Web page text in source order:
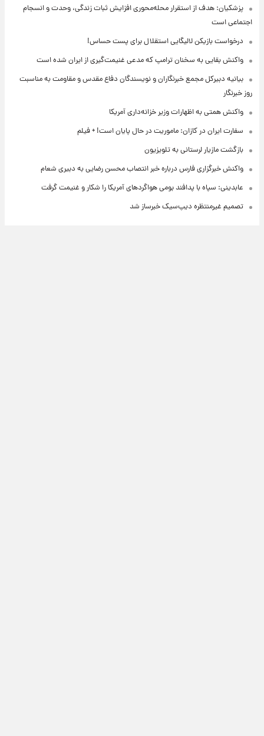
پزشکیان: هدف از استقرار محله‌محوری افزایش ثبات زندگی، وحدت و انسجام
اجتماعی است
درخواست بازیکن لالیگایی استقلال برای پست حساس!
واکنش بقایی به سخنان ترامپ که مدعی غنیمت‌گیری از ایران شده است
بیانیه دبیرکل مجمع خبرنگاران و نویسندگان دفاع مقدس و مقاومت به مناسبت
روز خبرنگار
واکنش همتی به اظهارات وزیر خزانه‌داری آمریکا
سفارت ایران در کازان: ماموریت در حال پایان است! + فیلم
بازگشت مازیار لرستانی به تلویزیون
واکنش خبرگزاری فارس درباره خبر انتصاب محسن رضایی به دبیری شعام
عابدینی: سپاه با پدافند بومی هواگردهای آمریکا را شکار و غنیمت گرفت
تصمیم غیرمنتظره دیپ‌سیک خبرساز شد